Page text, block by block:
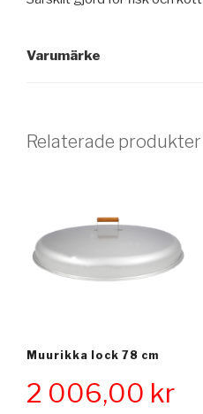
Varumärke
Relaterade produkter
Muurikka lock 78 cm
2 006,00 kr